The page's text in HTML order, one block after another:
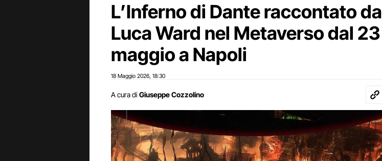
L’Inferno di Dante raccontato da
Luca Ward nel Metaverso dal 23
maggio a Napoli
18 Maggio 2026 18:30
A cura di Giuseppe Cozzolino